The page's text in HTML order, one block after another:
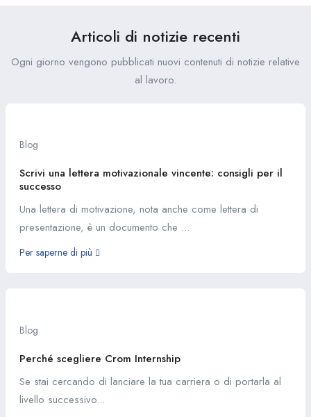
Articoli di notizie recenti
Ogni giorno vengono pubblicati nuovi contenuti di notizie relative
al lavoro.
Blog
Scrivi una lettera motivazionale vincente: consigli per il
successo
Una lettera di motivazione, nota anche come lettera di
presentazione, è un documento che ...
Per saperne di più
Blog
Perché scegliere Crom Internship
Se stai cercando di lanciare la tua carriera o di portarla al
livello successivo...